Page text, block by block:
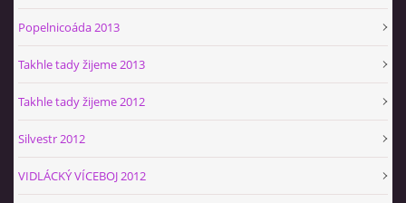
Popelnicoáda 2013
Takhle tady žijeme 2013
Takhle tady žijeme 2012
Silvestr 2012
VIDLÁCKÝ VÍCEBOJ 2012